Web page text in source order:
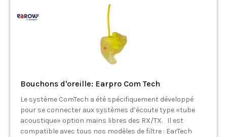
Bouchons d'oreille: Earpro Com Tech
Le système ComTech a été spécifiquement développé
pour se connecter aux systèmes d’écoute type «tube
acoustique» option mains libres des RX/TX. Il est
compatible avec tous nos modèles de filtre : EarTech